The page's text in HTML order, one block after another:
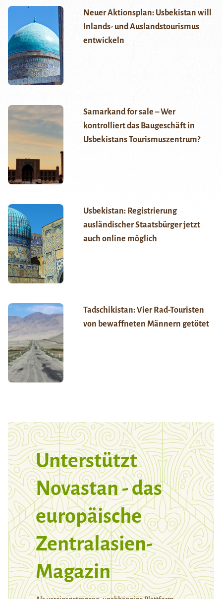
Neuer Aktionsplan: Usbekistan will
Inlands- und Auslandstourismus
entwickeln
Samarkand for sale – Wer
kontrolliert das Baugeschäft in
Usbekistans Tourismuszentrum?
Usbekistan: Registrierung
ausländischer Staatsbürger jetzt
auch online möglich
Tadschikistan: Vier Rad-Touristen
von bewaffneten Männern getötet
Unterstützt
Novastan - das
europäische
Zentralasien-
Magazin